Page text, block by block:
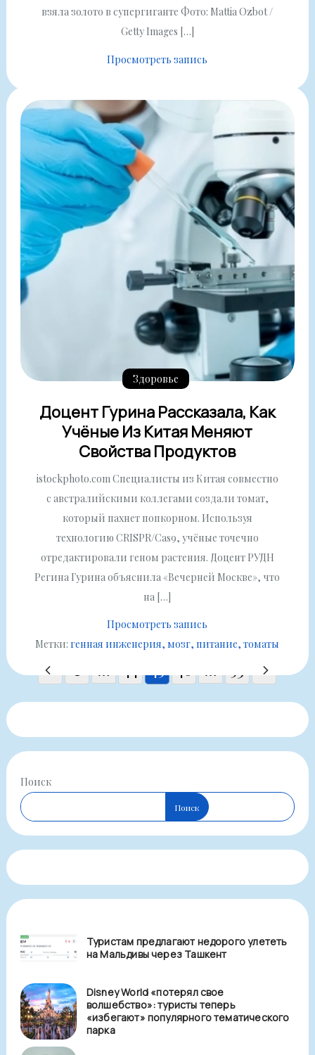
взяла золото в супергиганте Фото: Mattia Ozbot /
Getty Images […]
Просмотреть запись
Здоровье
Доцент Гурина Рассказала, Как
Учёные Из Китая Меняют
Свойства Продуктов
istockphoto.com Специалисты из Китая совместно
с австралийскими коллегами создали томат,
который пахнет попкорном. Используя
технологию CRISPR/Cas9, учёные точечно
отредактировали геном растения. Доцент РУДН
Регина Гурина объяснила «Вечерней Москве», что
на […]
Просмотреть запись
Метки:генная инженерия мозг питание томаты
Пагинация
записей
Поиск
Поиск
Туристам предлагают недорого улететь
на Мальдивы через Ташкент
Disney World «потерял свое
волшебство»: туристы теперь
«избегают» популярного тематического
парка